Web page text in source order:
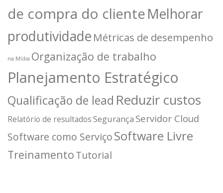
de compra do clienteMelhorar
produtividade Métricas de desempenho
na Mídia Organização de trabalho
Planejamento Estratégico
Qualificação de lead Reduzir custos
Relatório de resultadosSegurança Servidor Cloud
Software como ServiçoSoftware Livre
TreinamentoTutorial